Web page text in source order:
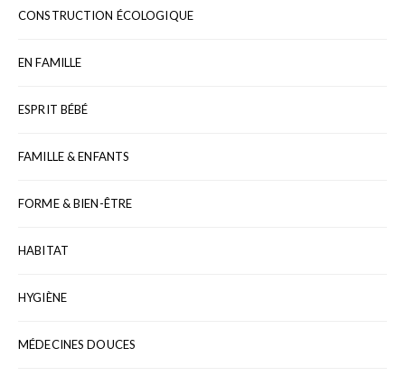
CONSTRUCTION ÉCOLOGIQUE
EN FAMILLE
ESPRIT BÉBÉ
FAMILLE & ENFANTS
FORME & BIEN-ÊTRE
HABITAT
HYGIÈNE
MÉDECINES DOUCES